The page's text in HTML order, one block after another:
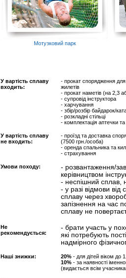
Мотузковий парк
У вартість сплаву
входить:
- прокат спорядження для
жилетів
- прокат наметів (на 2,3
- супровід інструктора
- харчування
- збір/розбір байдарок/
- розкладні стільці
- комплектація аптечки
У вартість сплаву
не входить:
- проїзд та доставка
(7500 грн./особа)
- оренда спальника та
- страхування
Умови походу:
- розвантаження/
керівництвом
- неспішний сплав,
- у разі відмови
сплаву через
запізнення на час
сплаву не
Не
рекомендується:
- брати участь у
які потребують
надмірного
Наші знижки: 20% - для дітей віком до
10% - за наявності
(видається всім